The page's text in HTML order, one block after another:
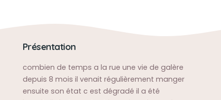
Présentation
combien de temps a la rue une vie de galère
depuis 8 mois il venait régulièrement manger
ensuite son état c est dégradé il a été